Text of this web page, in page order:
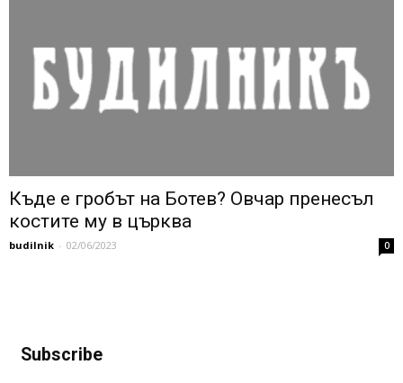
Къде е гробът на Ботев? Овчар пренесъл
костите му в църква
budilnik - 02/06/2023 0
Subscribe